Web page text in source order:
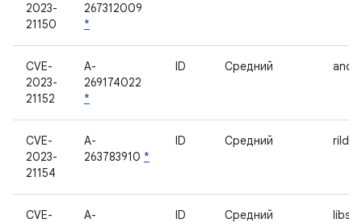
2023-
21150
267312009
*
CVE-
2023-
21152
A-
269174022
*
ID Средний
CVE-
2023-
21154
A-
263783910 *
ID Средний
CVE-
A-
ID Средний